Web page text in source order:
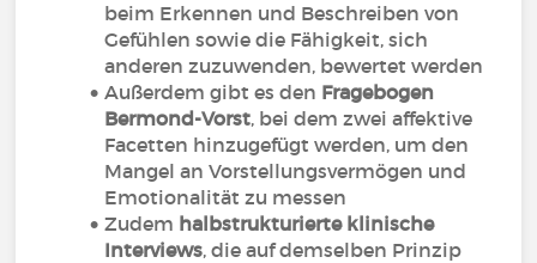
beim Erkennen und Beschreiben von
Gefühlen sowie die Fähigkeit, sich
anderen zuzuwenden, bewertet werden
Außerdem gibt es den Fragebogen
Bermond-Vorst, bei dem zwei affektive
Facetten hinzugefügt werden, um den
Mangel an Vorstellungsvermögen und
Emotionalität zu messen
Zudem halbstrukturierte klinische
Interviews, die auf demselben Prinzip